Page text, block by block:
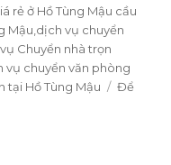
rẻ ở Hồ Tùng Mậu cầu
Mậu dịch vụ chuyển
Chuyển nhà trọn
vụ chuyển văn phòng
tại Hồ Tùng Mậu
Để